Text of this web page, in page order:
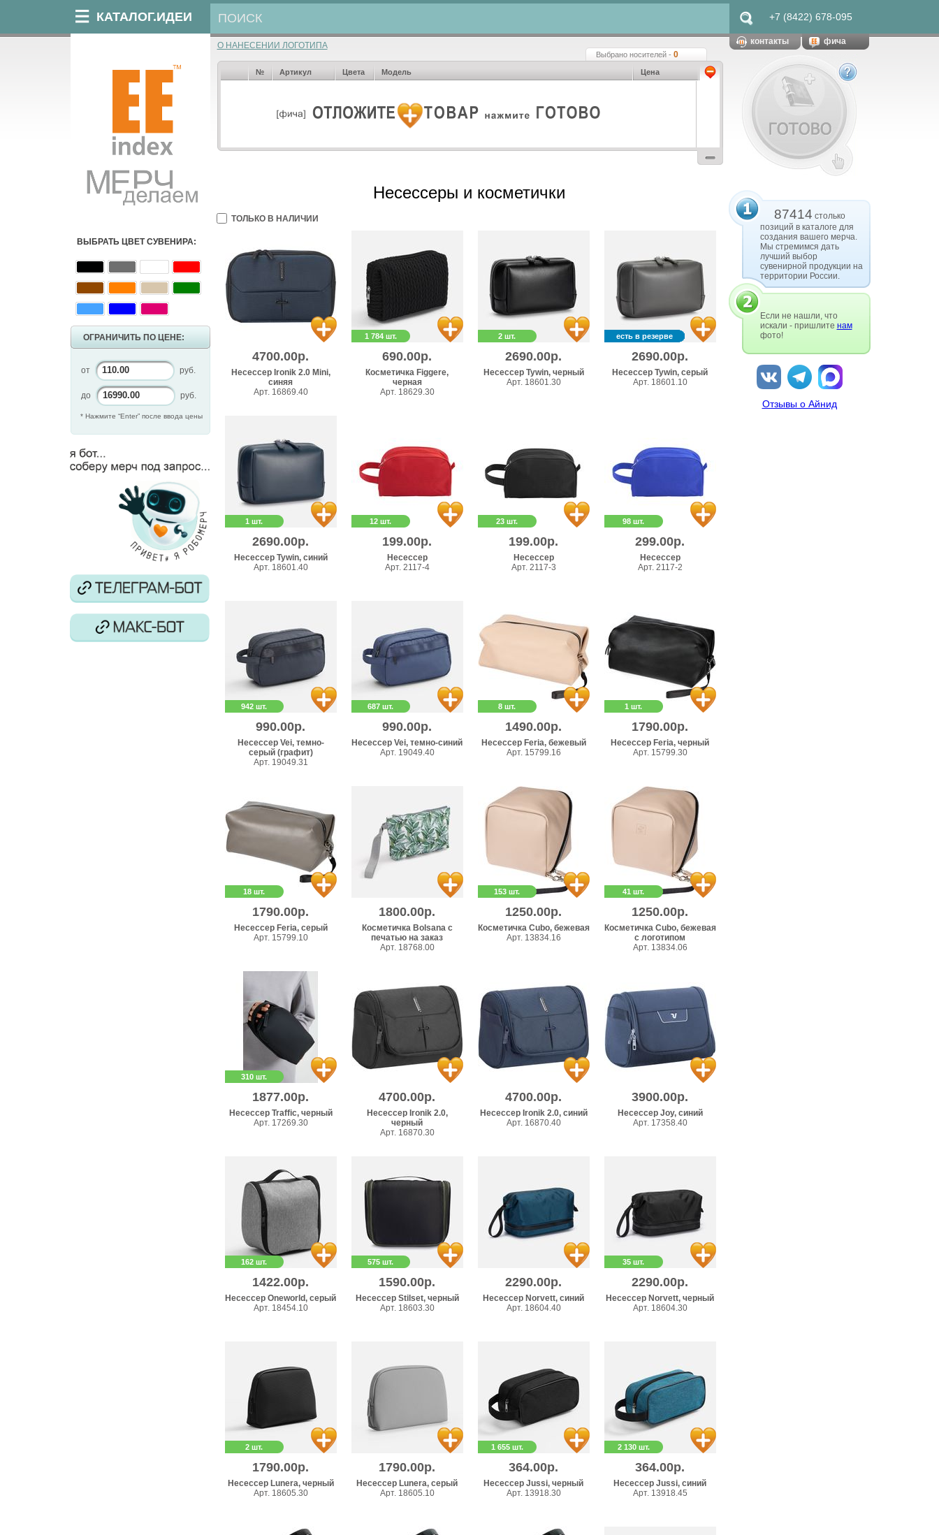
КАТАЛОГ.ИДЕИ +7 (8422) 678-095
ВЫБРАТЬ ЦВЕТ СУВЕНИРА:
ОГРАНИЧИТЬ ПО ЦЕНЕ:
от руб.
до руб.
* Нажмите “Enter” после ввода цены
О НАНЕСЕНИИ ЛОГОТИПА
Выбрано носителей - 0
№ Артикул Цвета Модель Цена
ТОЛЬКО В НАЛИЧИИ
Несессеры и косметички
4700.00р.
Несессер Ironik 2.0 Mini,
синяя
Арт. 16869.40
1 784 шт.
690.00р.
Косметичка Figgere,
черная
Арт. 18629.30
2 шт.
2690.00р.
Несессер Tywin, черный
Арт. 18601.30
есть в резерве
2690.00р.
Несессер Tywin, серый
Арт. 18601.10
1 шт.
2690.00р.
Несессер Tywin, синий
Арт. 18601.40
12 шт.
199.00р.
Несессер
Арт. 2117-4
23 шт.
199.00р.
Несессер
Арт. 2117-3
98 шт.
299.00р.
Несессер
Арт. 2117-2
942 шт.
990.00р.
Несессер Vei, темно-
серый (графит)
Арт. 19049.31
687 шт.
990.00р.
Несессер Vei, темно-синий
Арт. 19049.40
8 шт.
1490.00р.
Несессер Feria, бежевый
Арт. 15799.16
1 шт.
1790.00р.
Несессер Feria, черный
Арт. 15799.30
18 шт.
1790.00р.
Несессер Feria, серый
Арт. 15799.10
1800.00р.
Косметичка Bolsana с
печатью на заказ
Арт. 18768.00
153 шт.
1250.00р.
Косметичка Cubo, бежевая
Арт. 13834.16
41 шт.
1250.00р.
Косметичка Cubo, бежевая
с логотипом
Арт. 13834.06
310 шт.
1877.00р.
Несессер Traffic, черный
Арт. 17269.30
4700.00р.
Несессер Ironik 2.0,
черный
Арт. 16870.30
4700.00р.
Несессер Ironik 2.0, синий
Арт. 16870.40
3900.00р.
Несессер Joy, синий
Арт. 17358.40
162 шт.
1422.00р.
Несессер Oneworld, серый
Арт. 18454.10
575 шт.
1590.00р.
Несессер Stilset, черный
Арт. 18603.30
2290.00р.
Несессер Norvett, синий
Арт. 18604.40
35 шт.
2290.00р.
Несессер Norvett, черный
Арт. 18604.30
2 шт.
1790.00р.
Несессер Lunera, черный
Арт. 18605.30
1790.00р.
Несессер Lunera, серый
Арт. 18605.10
1 655 шт.
364.00р.
Несессер Jussi, черный
Арт. 13918.30
2 130 шт.
364.00р.
Несессер Jussi, синий
Арт. 13918.45
контакты фича
87414 столько
позиций в каталоге для
создания вашего мерча.
Мы стремимся дать
лучший выбор
сувенирной продукции на
территории России.
Если не нашли, что
искали - пришлите нам
фото!
Отзывы о Айнид